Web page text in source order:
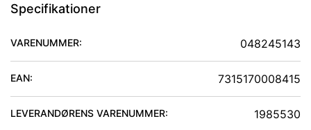
Specifikationer
VARENUMMER: 048245143
EAN: 7315170008415
LEVERANDØRENS VARENUMMER: 1985530